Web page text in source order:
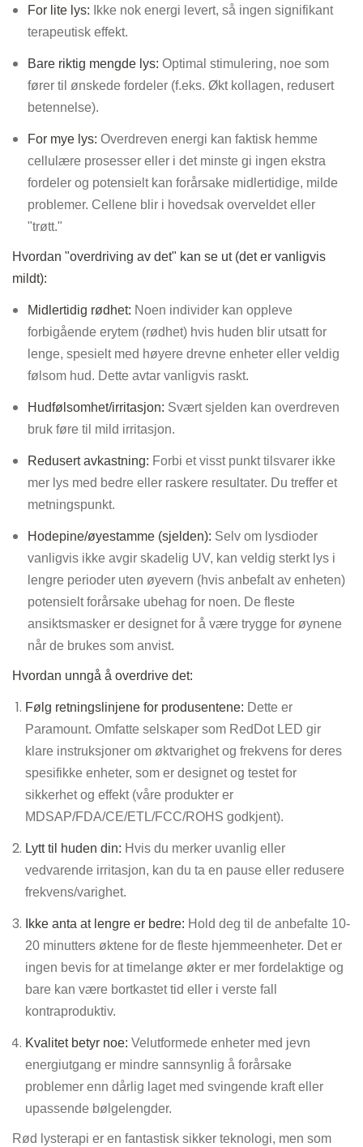
For lite lys:
Ikke nok energi levert, så ingen signifikant
terapeutisk effekt.
Bare riktig mengde lys:Optimal stimulering, noe som
fører til ønskede fordeler (f.eks. Økt kollagen, redusert
betennelse).
For mye lys:Overdreven energi kan faktisk hemme
cellulære prosesser eller i det minste gi ingen ekstra
fordeler og potensielt kan forårsake midlertidige, milde
problemer. Cellene blir i hovedsak overveldet eller
"trøtt."
Hvordan "overdriving av det" kan se ut (det er vanligvis
mildt):
Midlertidig rødhet: Noen individer kan oppleve
forbigående erytem (rødhet) hvis huden blir utsatt for
lenge, spesielt med høyere drevne enheter eller veldig
følsom hud. Dette avtar vanligvis raskt.
Hudfølsomhet/irritasjon: Svært sjelden kan overdreven
bruk føre til mild irritasjon.
Redusert avkastning: Forbi et visst punkt tilsvarer ikke
mer lys med bedre eller raskere resultater. Du treffer et
metningspunkt.
Hodepine/øyestamme (sjelden): Selv om lysdioder
vanligvis ikke avgir skadelig UV, kan veldig sterkt lys i
lengre perioder uten øyevern (hvis anbefalt av enheten)
potensielt forårsake ubehag for noen. De fleste
ansiktsmasker er designet for å være trygge for øynene
når de brukes som anvist.
Hvordan unngå å overdrive det:
Følg retningslinjene for produsentene: Dette er
Paramount. Omfatte selskaper som RedDot LED gir
klare instruksjoner om øktvarighet og frekvens for deres
spesifikke enheter, som er designet og testet for
sikkerhet og effekt (våre produkter er
MDSAP/FDA/CE/ETL/FCC/ROHS godkjent).
Lytt til huden din: Hvis du merker uvanlig eller
vedvarende irritasjon, kan du ta en pause eller redusere
frekvens/varighet.
Ikke anta at lengre er bedre: Hold deg til de anbefalte 10-
20 minutters øktene for de fleste hjemmeenheter. Det er
ingen bevis for at timelange økter er mer fordelaktige og
bare kan være bortkastet tid eller i verste fall
kontraproduktiv.
Kvalitet betyr noe: Velutformede enheter med jevn
energiutgang er mindre sannsynlig å forårsake
problemer enn dårlig laget med svingende kraft eller
upassende bølgelengder.
Rød lysterapi er en fantastisk sikker teknologi, men som